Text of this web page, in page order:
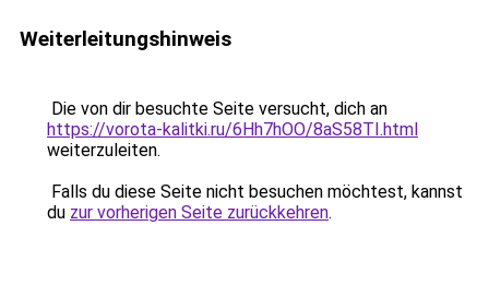
Weiterleitungshinweis
Die von dir besuchte Seite versucht, dich an
https://vorota-kalitki.ru/6Hh7hOO/8aS58TI.html
weiterzuleiten.
Falls du diese Seite nicht besuchen möchtest, kannst
du zur vorherigen Seite zurückkehren.